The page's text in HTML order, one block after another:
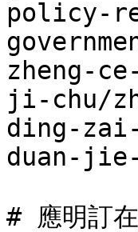
policy-
zheng-
ji-chu/
ding-
duan-
# 應明訂